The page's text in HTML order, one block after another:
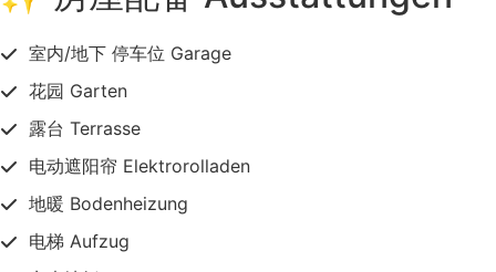
室内/地下 停车位 Garage
花园 Garten
露台 Terrasse
电动遮阳帘 Elektrorolladen
地暖 Bodenheizung
电梯 Aufzug